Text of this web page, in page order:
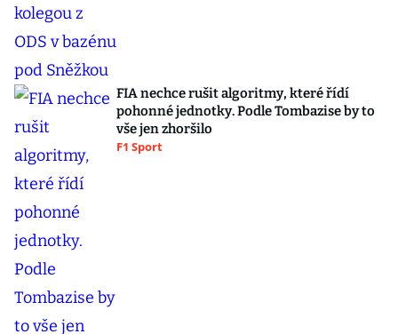
FIA nechce rušit algoritmy, které řídí
pohonné jednotky. Podle Tombazise by to
vše jen zhoršilo
F1 Sport